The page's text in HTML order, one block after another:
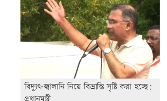
বিদ্যুৎ-জ্বালানি নিয়ে বিভ্রান্তি সৃষ্টি করা হচ্ছে: